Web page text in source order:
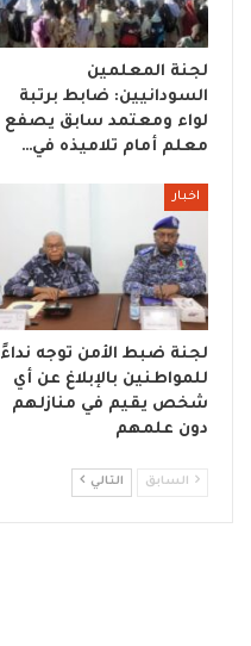
لجنة المعلمين
السودانيين: ضابط برتبة
لواء ومعتمد سابق يصفع
معلم أمام تلاميذه في…
اخبار
لجنة ضبط الأمن توجه نداءً
للمواطنين بالإبلاغ عن أي
شخص يقيم في منازلهم
دون علمهم
السابق التالي